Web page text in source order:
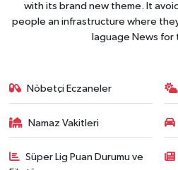
with its brand new theme. It
people an infrastructure where
laguage News for
Nöbetçi Eczaneler
Namaz Vakitleri
Süper Lig Puan Durumu ve